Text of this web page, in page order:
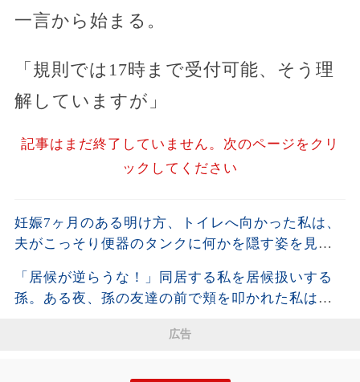
一言から始まる。
「規則では17時まで受付可能、そう理
解していますが」
記事はまだ終了していません。次のページをクリ
ックしてください
妊娠7ヶ月のある明け方、トイレへ向かった私は、
夫がこっそり便器のタンクに何かを隠す姿を見て
は声も出せず凍りついた――
「居候が逆らうな！」同居する私を居候扱いする
孫。ある夜、孫の友達の前で頬を叩かれた私は静
広告